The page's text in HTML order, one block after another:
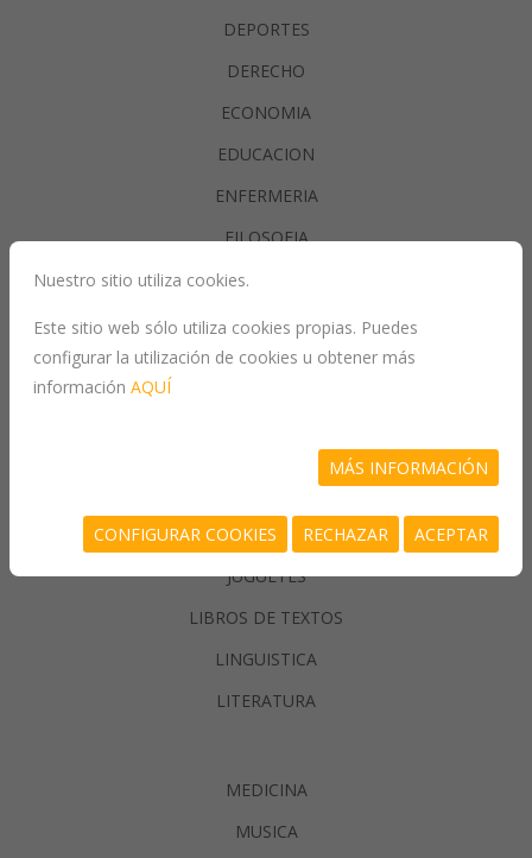
DEPORTES
DERECHO
ECONOMIA
EDUCACION
ENFERMERIA
FILOSOFIA
GASTRONOMIA
GENERALIDADES
INFORMATICA
JUEGOS/PASATIEMPOS
JUGUETES
LIBROS DE TEXTOS
LINGUISTICA
LITERATURA
MEDICINA
MUSICA
Nuestro sitio utiliza cookies.
Este sitio web sólo utiliza cookies propias. Puedes
configurar la utilización de cookies u obtener más
información AQUÍ
MÁS INFORMACIÓN
CONFIGURAR COOKIES RECHAZAR ACEPTAR